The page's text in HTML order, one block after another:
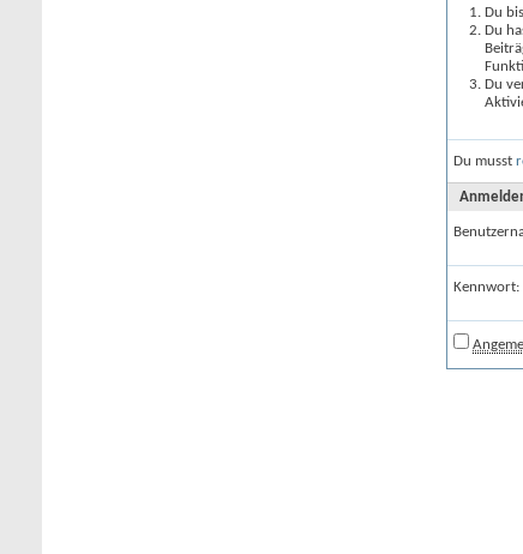
Du
Du
Du
Du musst
Kennwort: